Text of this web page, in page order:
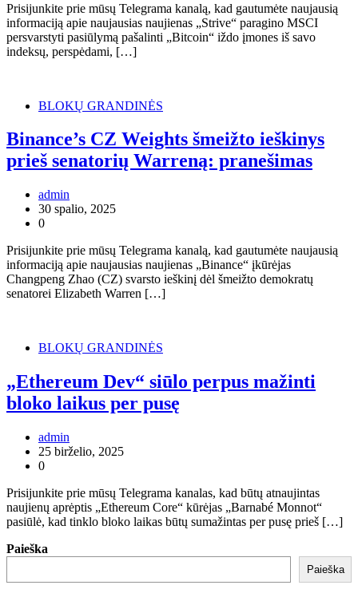
Prisijunkite prie mūsų Telegrama kanalą, kad gautumėte naujausią
informaciją apie naujausias naujienas „Strive“ paragino MSCI
persvarstyti pasiūlymą pašalinti „Bitcoin“ iždo įmones iš savo
indeksų, perspėdami, […]
BLOKŲ GRANDINĖS
Binance’s CZ Weights šmeižto ieškinys
prieš senatorių Warreną: pranešimas
admin
30 spalio, 2025
0
Prisijunkite prie mūsų Telegrama kanalą, kad gautumėte naujausią
informaciją apie naujausias naujienas „Binance“ įkūrėjas
Changpeng Zhao (CZ) svarsto ieškinį dėl šmeižto demokratų
senatorei Elizabeth Warren […]
BLOKŲ GRANDINĖS
„Ethereum Dev“ siūlo perpus mažinti
bloko laikus per pusę
admin
25 birželio, 2025
0
Prisijunkite prie mūsų Telegrama kanalas, kad būtų atnaujintas
naujienų aprėptis „Ethereum Core“ kūrėjas „Barnabé Monnot“
pasiūlė, kad tinklo bloko laikas būtų sumažintas per pusę prieš […]
Paieška
Paieška